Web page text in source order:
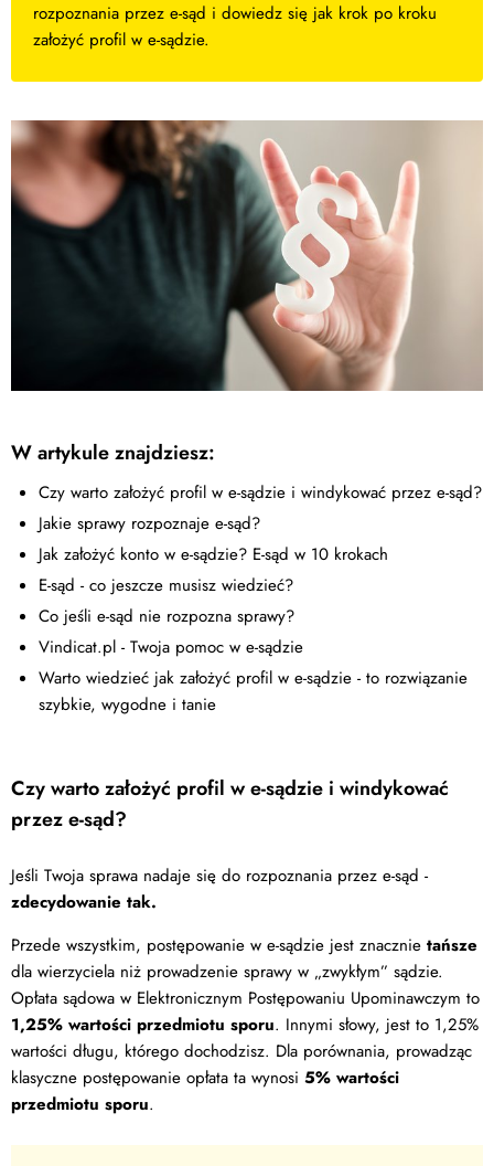
rozpoznania przez e-sąd i dowiedz się jak krok po kroku
założyć profil w e-sądzie.
W artykule znajdziesz:
Czy warto założyć profil w e-sądzie i windykować przez e-sąd?
Jakie sprawy rozpoznaje e-sąd?
Jak założyć konto w e-sądzie? E-sąd w 10 krokach
E-sąd - co jeszcze musisz wiedzieć?
Co jeśli e-sąd nie rozpozna sprawy?
Vindicat.pl - Twoja pomoc w e-sądzie
Warto wiedzieć jak założyć profil w e-sądzie - to rozwiązanie
szybkie, wygodne i tanie
Czy warto założyć profil w e-sądzie i windykować
przez e-sąd?
Jeśli Twoja sprawa nadaje się do rozpoznania przez e-sąd -
zdecydowanie tak.
Przede wszystkim, postępowanie w e-sądzie jest znacznie tańsze
dla wierzyciela niż prowadzenie sprawy w „zwykłym” sądzie.
Opłata sądowa w Elektronicznym Postępowaniu Upominawczym to
1,25% wartości przedmiotu sporu. Innymi słowy, jest to 1,25%
wartości długu, którego dochodzisz. Dla porównania, prowadząc
klasyczne postępowanie opłata ta wynosi 5% wartości
przedmiotu sporu.